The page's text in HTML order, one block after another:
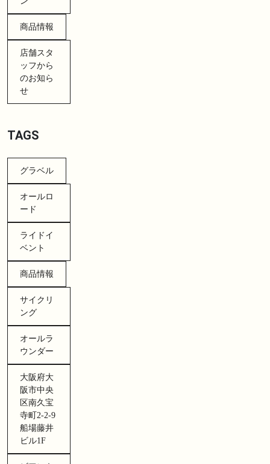
商品情報
店舗スタ
ッフから
のお知ら
せ
TAGS
グラベル
オールロ
ード
ライドイ
ベント
商品情報
サイクリ
ング
オールラ
ウンダー
大阪府大
阪市中央
区南久宝
寺町2-2-9
船場藤井
ビル1F